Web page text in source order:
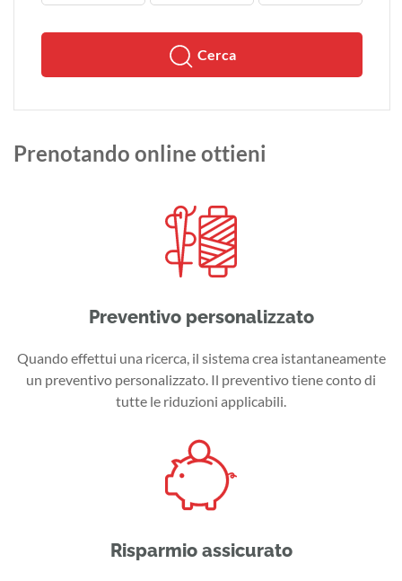
Cerca
Prenotando online ottieni
Preventivo personalizzato
Quando effettui una ricerca, il sistema crea istantaneamente
un preventivo personalizzato. Il preventivo tiene conto di
tutte le riduzioni applicabili.
Risparmio assicurato